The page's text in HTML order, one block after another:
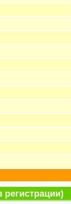
регистрации)